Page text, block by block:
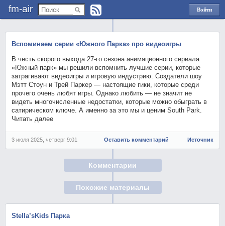
fm-air
Войти
через
Вспоминаем серии «Южного Парка» про видеоигры
В честь скорого выхода 27-го сезона анимационного сериала
«Южный парк» мы решили вспомнить лучшие серии, которые
затрагивают видеоигры и игровую индустрию. Создатели шоу
Мэтт Стоун и Трей Паркер — настоящие гики, которые среди
прочего очень любят игры. Однако любить — не значит не
видеть многочисленные недостатки, которые можно обыграть в
сатирическом ключе. А именно за это мы и ценим South Park.
Читать далее
3 июля 2025, четверг 9:01 Оставить комментарий Источник
Комментарии
Похожие материалы
Stella’sKids Парка